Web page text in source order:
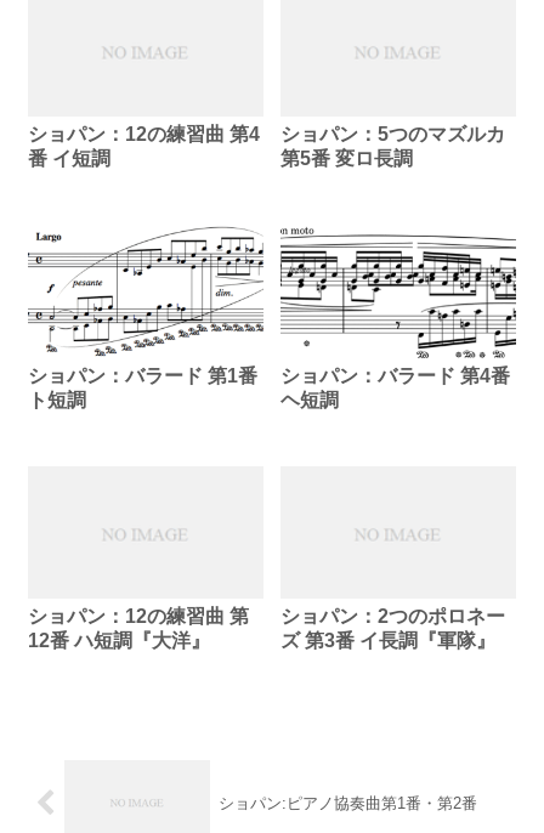
ショパン：12の練習曲 第4
番 イ短調
ショパン：5つのマズルカ
第5番 変ロ長調
ショパン：バラード 第1番
ト短調
ショパン：バラード 第4番
ヘ短調
ショパン：12の練習曲 第
12番 ハ短調『大洋』
ショパン：2つのポロネー
ズ 第3番 イ長調『軍隊』
ショパン:ピアノ協奏曲第1番・第2番